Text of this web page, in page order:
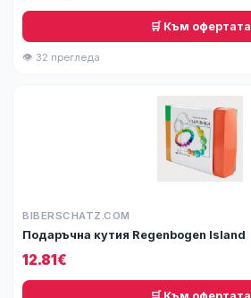
🛒 Към офертата
👁 32 прегледа
BIBERSCHATZ.COM
Подаръчна кутия Regenbogen Island
12.81€